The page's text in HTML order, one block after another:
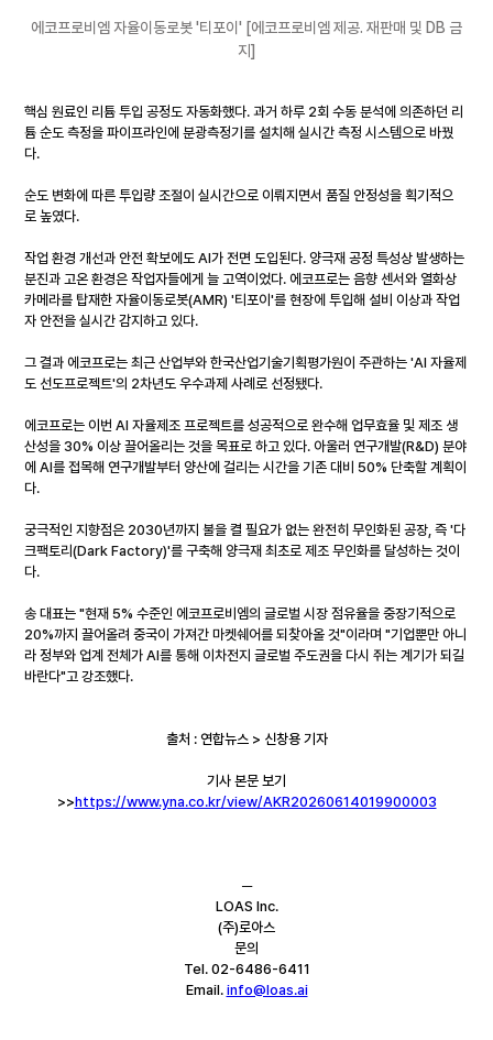
에코프로비엠 자율이동로봇 '티포이' [에코프로비엠 제공. 재판매 및 DB 금
지]
핵심 원료인 리튬 투입 공정도 자동화했다. 과거 하루 2회 수동 분석에 의존하던 리
튬 순도 측정을 파이프라인에 분광측정기를 설치해 실시간 측정 시스템으로 바꿨
다.
순도 변화에 따른 투입량 조절이 실시간으로 이뤄지면서 품질 안정성을 획기적으
로 높였다.
작업 환경 개선과 안전 확보에도 AI가 전면 도입된다. 양극재 공정 특성상 발생하는
분진과 고온 환경은 작업자들에게 늘 고역이었다. 에코프로는 음향 센서와 열화상
카메라를 탑재한 자율이동로봇(AMR) '티포이'를 현장에 투입해 설비 이상과 작업
자 안전을 실시간 감지하고 있다.
그 결과 에코프로는 최근 산업부와 한국산업기술기획평가원이 주관하는 'AI 자율제
도 선도프로젝트'의 2차년도 우수과제 사례로 선정됐다.
에코프로는 이번 AI 자율제조 프로젝트를 성공적으로 완수해 업무효율 및 제조 생
산성을 30% 이상 끌어올리는 것을 목표로 하고 있다. 아울러 연구개발(R&D) 분야
에 AI를 접목해 연구개발부터 양산에 걸리는 시간을 기존 대비 50% 단축할 계획이
다.
궁극적인 지향점은 2030년까지 불을 켤 필요가 없는 완전히 무인화된 공장, 즉 '다
크팩토리(Dark Factory)'를 구축해 양극재 최초로 제조 무인화를 달성하는 것이
다.
송 대표는 "현재 5% 수준인 에코프로비엠의 글로벌 시장 점유율을 중장기적으로
20%까지 끌어올려 중국이 가져간 마켓쉐어를 되찾아올 것"이라며 "기업뿐만 아니
라 정부와 업계 전체가 AI를 통해 이차전지 글로벌 주도권을 다시 쥐는 계기가 되길
바란다"고 강조했다.
출처 : 연합뉴스 > 신창용 기자
기사 본문 보기
>>https://www.yna.co.kr/view/AKR20260614019900003
─
LOAS Inc.
(주)로아스
문의
Tel. 02-6486-6411
Email. info@loas.ai